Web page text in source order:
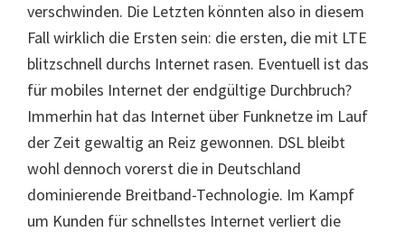
verschwinden. Die Letzten könnten also in diesem
Fall wirklich die Ersten sein: die ersten, die mit LTE
blitzschnell durchs Internet rasen. Eventuell ist das
für mobiles Internet der endgültige Durchbruch?
Immerhin hat das Internet über Funknetze im Lauf
der Zeit gewaltig an Reiz gewonnen. DSL bleibt
wohl dennoch vorerst die in Deutschland
dominierende Breitband-Technologie. Im Kampf
um Kunden für schnellstes Internet verliert die